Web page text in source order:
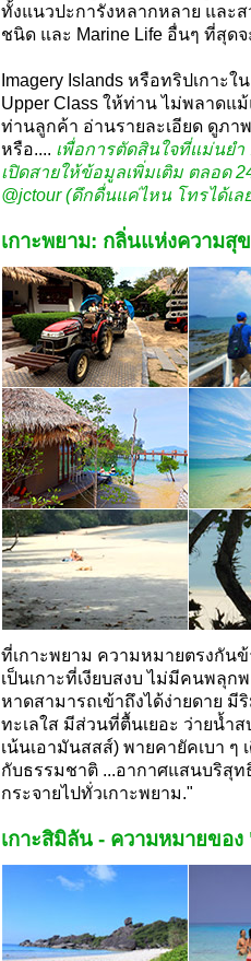
ทั้งแนวปะการังหลากหลาย แล
ชนิด และ Marine Life อื่นๆ ที่สุด
Imagery Islands หรือทริปเกา
Upper Class ให้ท่าน ไม่พลาดแ
ท่านลูกค้า อ่านรายละเอียด ดูภา
หรือ.... เพื่อการตัดสินใจที่แม่นยำ
เปิดสายให้ข้อมูลเพิ่มเติม ตลอด
@jctour (ดึกดื่นแค่ไหน โทรได้เล
เกาะพยาม: กลิ่นแห่งความสุข
ที่เกาะพยาม ความหมายตรงกันข้
เป็นเกาะที่เงียบสงบ ไม่มีคนพลุ
หาดสามารถเข้าถึงได้ง่ายดาย
ทะเลใส มีส่วนที่ตื้นเยอะ ว่ายน้ำ
เน้นเอามันสสส์) พายคายัคเบา
กับธรรมชาติ ...อากาศแสนบริสุ
กระจายไปทั่วเกาะพยาม."
เกาะสิมิลัน - ความหมายของ